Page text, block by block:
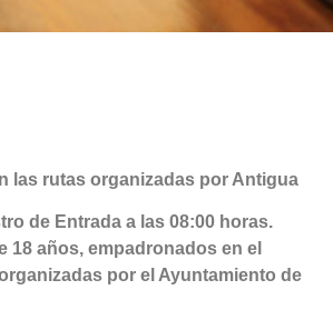
las rutas organizadas por Antigua
de Entrada a las 08:00 horas.
18 años, empadronados en el
por el Ayuntamiento de